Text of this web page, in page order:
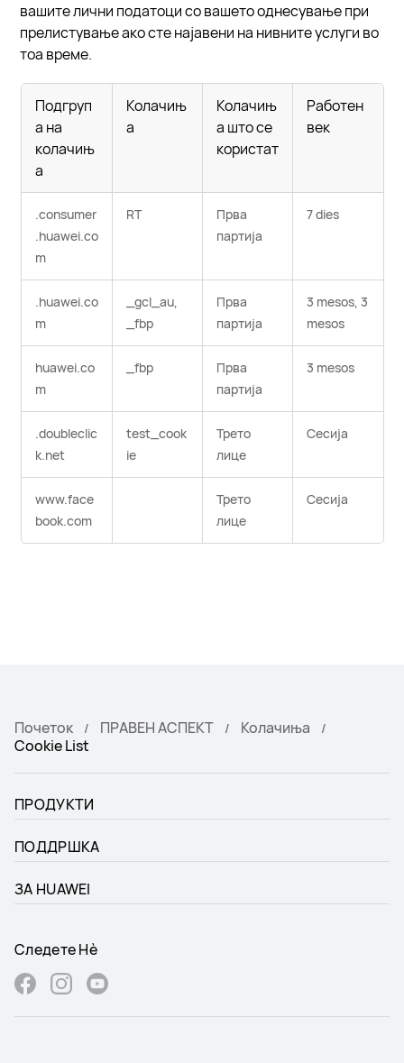
вашите лични податоци со вашето однесување при
прелистување ако сте најавени на нивните услуги во
тоа време.
Подгруп
а на
колачињ
а
Колачињ
а
Колачињ
а што се
користат
Работен
век
.consumer
.huawei.co
m
RT
Прва
партија
7 dies
.huawei.co
m
_gcl_au,
_fbp
Прва
партија
3 mesos, 3
mesos
huawei.co
m
_fbp
Прва
партија
3 mesos
.doubleclic
k.net
test_cook
ie
Трето
лице
Сесија
www.face
book.com
Трето
лице
Сесија
Почеток ПРАВЕН АСПЕКТ
Колачиња
Cookie List
ПРОДУКТИ
ПОДДРШКА
ЗА HUAWEI
Следете Нѐ